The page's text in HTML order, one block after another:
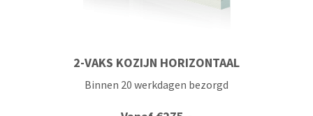
2-VAKS KOZIJN HORIZONTAAL
Binnen 20 werkdagen bezorgd